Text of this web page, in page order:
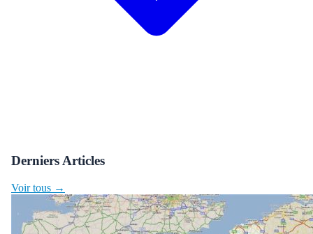
Derniers Articles
Voir tous →